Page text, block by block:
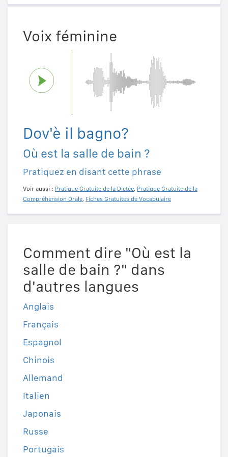
Voix féminine
Dov'è il bagno?
Où est la salle de bain ?
Pratiquez en disant cette phrase
Voir aussi : Pratique Gratuite de la Dictée, Pratique Gratuite de la
Compréhension Orale, Fiches Gratuites de Vocabulaire
Comment dire "Où est la
salle de bain ?" dans
d'autres langues
Anglais
Français
Espagnol
Chinois
Allemand
Italien
Japonais
Russe
Portugais